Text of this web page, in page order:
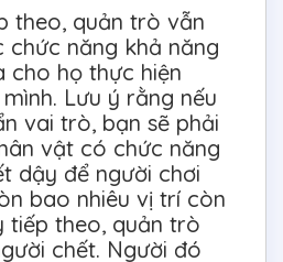
theo, quản trò vẫn
năng khả năng
cho họ thực hiện
Lưu ý rằng nếu
vai trò, bạn sẽ phải
vật có chức năng
dậy để người chơi
bao nhiêu vị trí còn
tiếp theo, quản trò
chết. Người đó